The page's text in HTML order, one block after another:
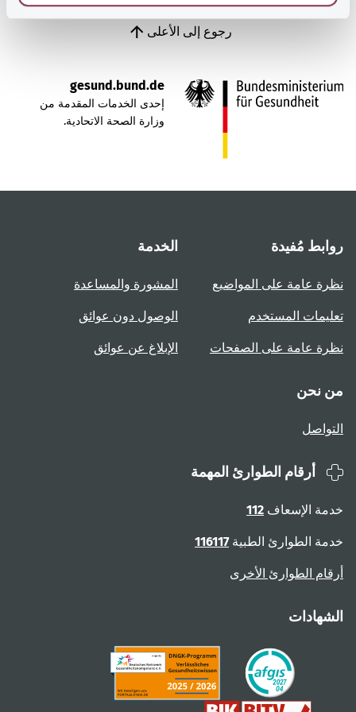
رجوع إلى الأعلى
gesund.bund.de
إحدى الخدمات المقدمة من
وزارة الصحة الاتحادية.
روابط مُفيدة
نظرة عامة على المواضيع
تعليمات المستخدم
نظرة عامة على الصفحات
الخدمة
المشورة والمساعدة
الوصول دون عوائق
الإبلاغ عن عوائق
من نحن
التواصل
أرقام الطوارئ المهمة
خدمة الإسعاف 112
خدمة الطوارئ الطبية116117
أرقام الطوارئ الأخرى
الشهادات